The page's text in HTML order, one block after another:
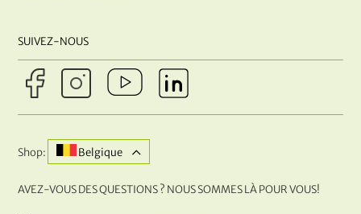
SUIVEZ-NOUS
Shop: Belgique
AVEZ-VOUS DES QUESTIONS ? NOUS SOMMES LÀ POUR VOUS!